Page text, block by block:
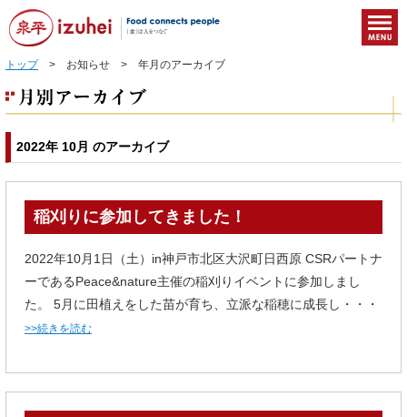
トップ> お知らせ > 年月のアーカイブ
2022年 10月 のアーカイブ
稲刈りに参加してきました！
2022年10月1日（土）in神戸市北区大沢町日西原 CSRパートナ
ーであるPeace&nature主催の稲刈りイベントに参加しまし
た。 5月に田植えをした苗が育ち、立派な稲穂に成長し・・・
>>続きを読む